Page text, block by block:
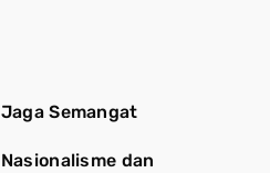
Jaga Semangat
Nasionalisme dan